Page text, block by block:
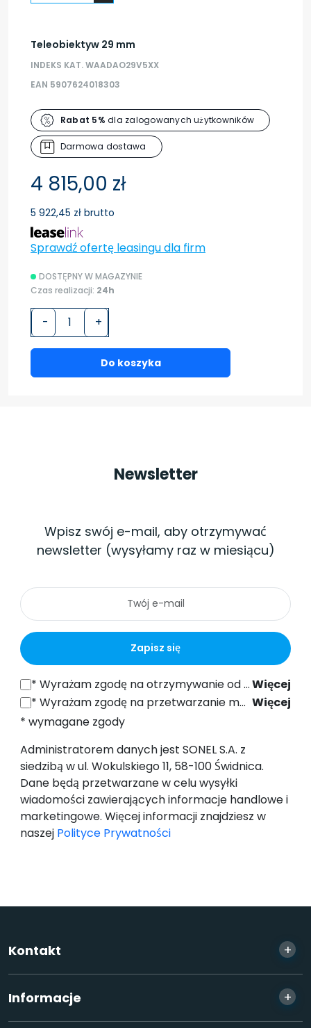
Teleobiektyw 29 mm
INDEKS KAT. WAADAO29V5XX
EAN 5907624018303
Rabat 5% dla zalogowanych użytkowników
Darmowa dostawa
4 815,00 zł
5 922,45 zł brutto
Sprawdź ofertę leasingu dla firm
DOSTĘPNY W MAGAZYNIE
Czas realizacji: 24h
- +
Do koszyka
Newsletter
Wpisz swój e-mail, aby otrzymywać
newsletter (wysyłamy raz w miesiącu)
Zapisz się
*Wyrażam zgodę na otrzymywanie od SONEL S.A. z siedzibą w ul. Wokulskiego 11, 58-100 Świdnica informacji handlowych drogą elektroniczną (na podany adres e-mail) w celach marketingowych, zgodnie z art. 398 ustawy z dnia 12 lipca 2024 r. Prawo Komunikacji Elektronicznej. Więcej
*Wyrażam zgodę na przetwarzanie moich danych osobowych (adres e-mail) przez SONEL S.A. z siedzibą w ul. Wokulskiego 11, 58-100 Świdnica, w celu wysyłki newslettera zawierającego informacje handlowe i marketingowe, zgodnie z art. 6 ust. 1 lit. a) Ogólnego Rozporządzenia o Ochronie Danych (RODO).
Więcej
* wymagane zgody
Administratorem danych jest SONEL S.A. z
siedzibą w ul. Wokulskiego 11, 58-100 Świdnica.
Dane będą przetwarzane w celu wysyłki
wiadomości zawierających informacje handlowe i
marketingowe. Więcej informacji znajdziesz w
naszej Polityce Prywatności
Kontakt +
Informacje +